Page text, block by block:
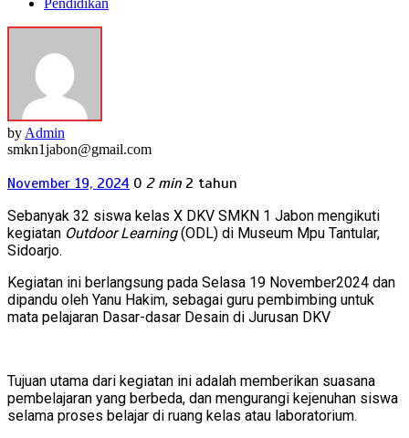
Pendidikan
by Admin
smkn1jabon@gmail.com
November 19, 2024 0 2 min 2 tahun
Sebanyak 32 siswa kelas X DKV SMKN 1 Jabon mengikuti
kegiatan Outdoor Learning(ODL) di Museum Mpu Tantular,
Sidoarjo.
Kegiatan ini berlangsung pada Selasa 19 November2024 dan
dipandu oleh Yanu Hakim, sebagai guru pembimbing untuk
mata pelajaran Dasar-dasar Desain di Jurusan DKV
Tujuan utama dari kegiatan ini adalah memberikan suasana
pembelajaran yang berbeda, dan mengurangi kejenuhan siswa
selama proses belajar di ruang kelas atau laboratorium.